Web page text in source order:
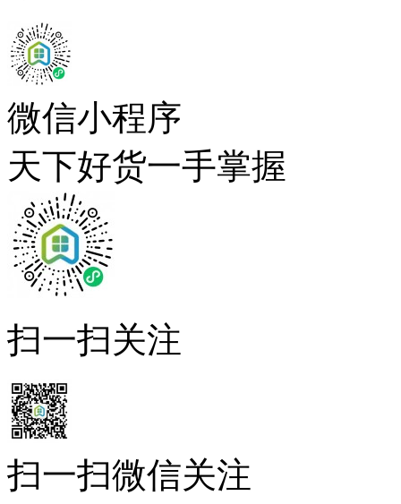
微信小程序
天下好货一手掌握
扫一扫关注
扫一扫微信关注